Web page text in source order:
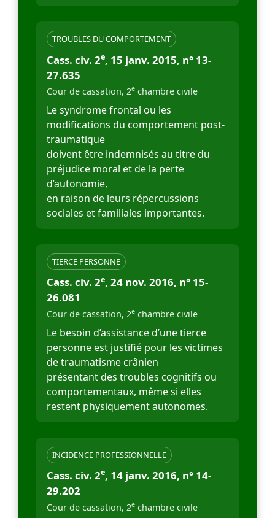
TROUBLES DU COMPORTEMENT
Cass. civ. 2e, 15 janv. 2015, n° 13-
27.635
Cour de cassation, 2e chambre civile
Le syndrome frontal ou les
modifications du comportement post-
traumatique
doivent être indemnisés au titre du
préjudice moral et de la perte
d’autonomie,
en raison de leurs répercussions
sociales et familiales importantes.
TIERCE PERSONNE
Cass. civ. 2e, 24 nov. 2016, n° 15-
26.081
Cour de cassation, 2e chambre civile
Le besoin d’assistance d’une tierce
personne est justifié pour les victimes
de traumatisme crânien
présentant des troubles cognitifs ou
comportementaux, même si elles
restent physiquement autonomes.
INCIDENCE PROFESSIONNELLE
Cass. civ. 2e, 14 janv. 2016, n° 14-
29.202
Cour de cassation, 2e chambre civile